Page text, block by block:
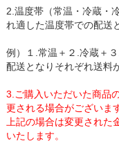
2.温度帯（常温・冷蔵・
れ適した温度帯での配送
例）１.常温＋２.冷蔵＋
配送となりそれぞれ送料
3.ご購入いただいた商品
更される場合がございま
上記の場合は変更され
いたします。